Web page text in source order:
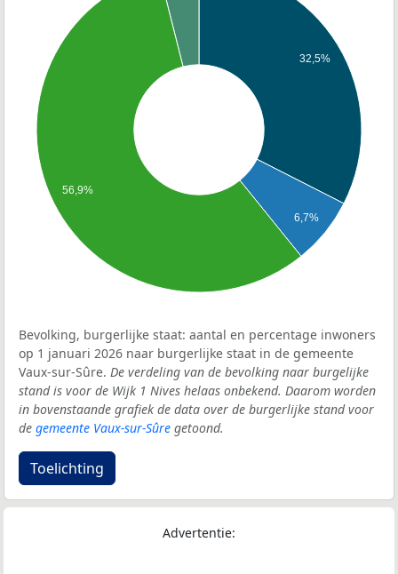
32,5%
6,7%
56,9%
Bevolking, burgerlijke staat: aantal en percentage inwoners
op 1 januari 2026 naar burgerlijke staat in de gemeente
Vaux-sur-Sûre. De verdeling van de bevolking naar burgelijke
stand is voor de Wijk 1 Nives helaas onbekend. Daarom worden
in bovenstaande grafiek de data over de burgerlijke stand voor
de gemeente Vaux-sur-Sûre getoond.
Toelichting
Advertentie: